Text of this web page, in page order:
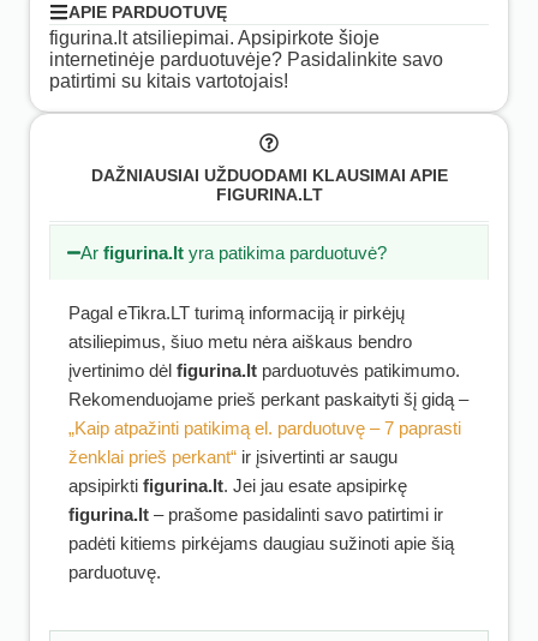
APIE PARDUOTUVĘ
figurina.lt atsiliepimai. Apsipirkote šioje
internetinėje parduotuvėje? Pasidalinkite savo
patirtimi su kitais vartotojais!
DAŽNIAUSIAI UŽDUODAMI KLAUSIMAI APIE
FIGURINA.LT
Arfigurina.lt yra patikima parduotuvė?
Pagal eTikra.LT turimą informaciją ir pirkėjų
atsiliepimus, šiuo metu nėra aiškaus bendro
įvertinimo dėl figurina.lt parduotuvės patikimumo.
Rekomenduojame prieš perkant paskaityti šį gidą –
„Kaip atpažinti patikimą el. parduotuvę – 7 paprasti
ženklai prieš perkant“ ir įsivertinti ar saugu
apsipirkti figurina.lt. Jei jau esate apsipirkę
figurina.lt – prašome pasidalinti savo patirtimi ir
padėti kitiems pirkėjams daugiau sužinoti apie šią
parduotuvę.